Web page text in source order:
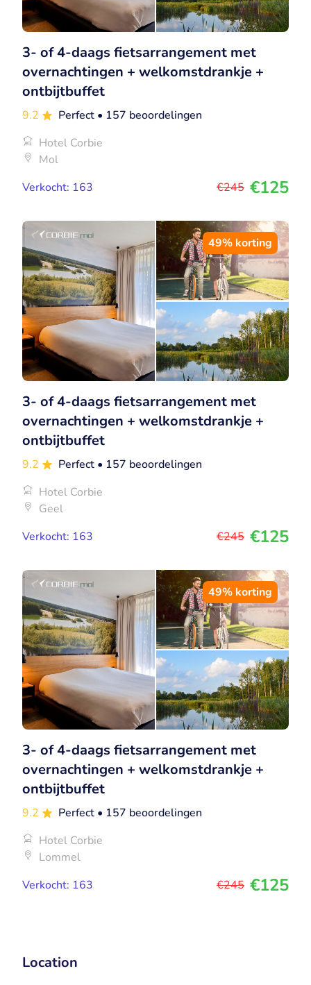
3- of 4-daags fietsarrangement met
overnachtingen + welkomstdrankje +
ontbijtbuffet
9.2 Perfect • 157 beoordelingen
Hotel Corbie
Mol
Verkocht: 163
€245 €125
49% korting
3- of 4-daags fietsarrangement met
overnachtingen + welkomstdrankje +
ontbijtbuffet
9.2 Perfect • 157 beoordelingen
Hotel Corbie
Geel
Verkocht: 163
€245 €125
49% korting
3- of 4-daags fietsarrangement met
overnachtingen + welkomstdrankje +
ontbijtbuffet
9.2 Perfect • 157 beoordelingen
Hotel Corbie
Lommel
Verkocht: 163
€245 €125
Location